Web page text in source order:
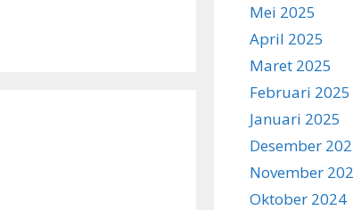
Mei 2025
April 2025
Maret 2025
Februari 2025
Januari 2025
Desember
November
Oktober 2024